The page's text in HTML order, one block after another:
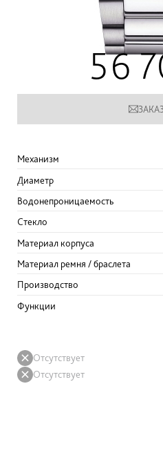
56
Механизм
Диаметр
Водонепроницаемость
Стекло
Материал корпуса
Материал ремня / браслета
Производство
Функции
Отсутствует
Отсутствует